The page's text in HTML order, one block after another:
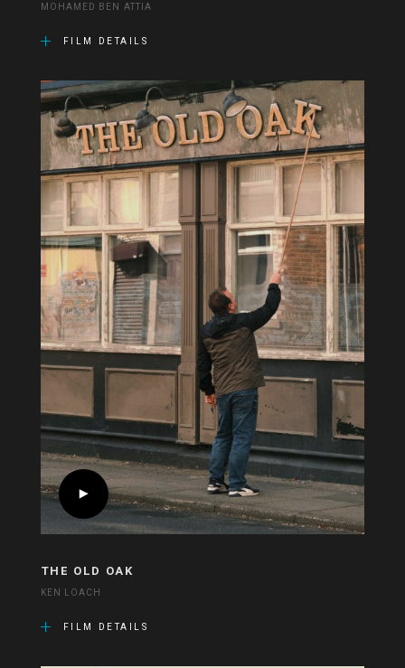
MOHAMED BEN ATTIA
FILM DETAILS
THE OLD OAK
KEN LOACH
FILM DETAILS